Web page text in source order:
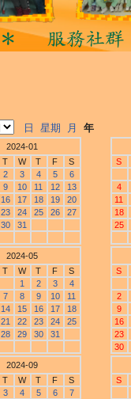
日 星期 月 年
2024-01
T W T F
S
2 3 4 5
6
9 10 11 12
13
16 17 18 19
20
23 24 25 26
27
30 31
S
4
11
18
25
2024-05
T W T F
S
1
2 3
4
7 8 9 10
11
14 15 16 17
18
21 22 23 24
25
28 29 30 31
S
2
9
16
23
30
2024-09
T W T F
S
3 4 5 6
7
S